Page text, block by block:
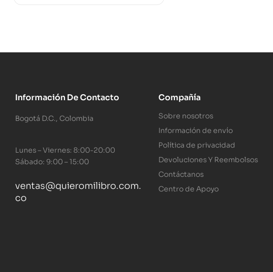
Información De Contacto
Bogotá D.C., Colombia
Lunes – Viernes: 8:00-20:00
Sábado: 9:00 – 15:00
ventas@quieromilibro.com.
co
Compañía
Sobre nosotros
Información de envío
Política de privacidad
Devoluciones Y Reembolsos
Contáctanos
Centro de Apoyo